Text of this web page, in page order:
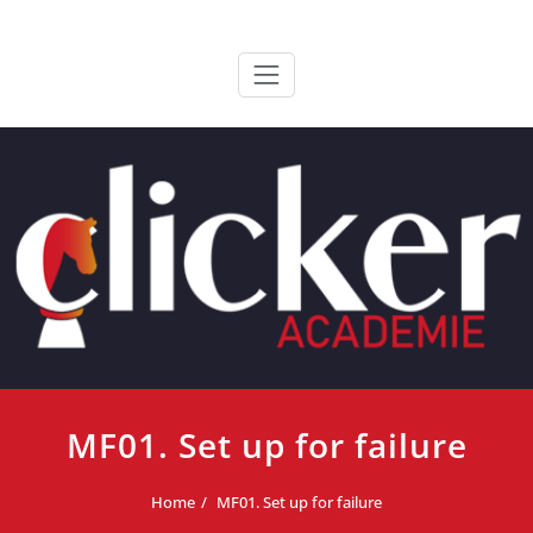
ClickerAcademie
MF01. Set up for failure
Home MF01. Set up for failure